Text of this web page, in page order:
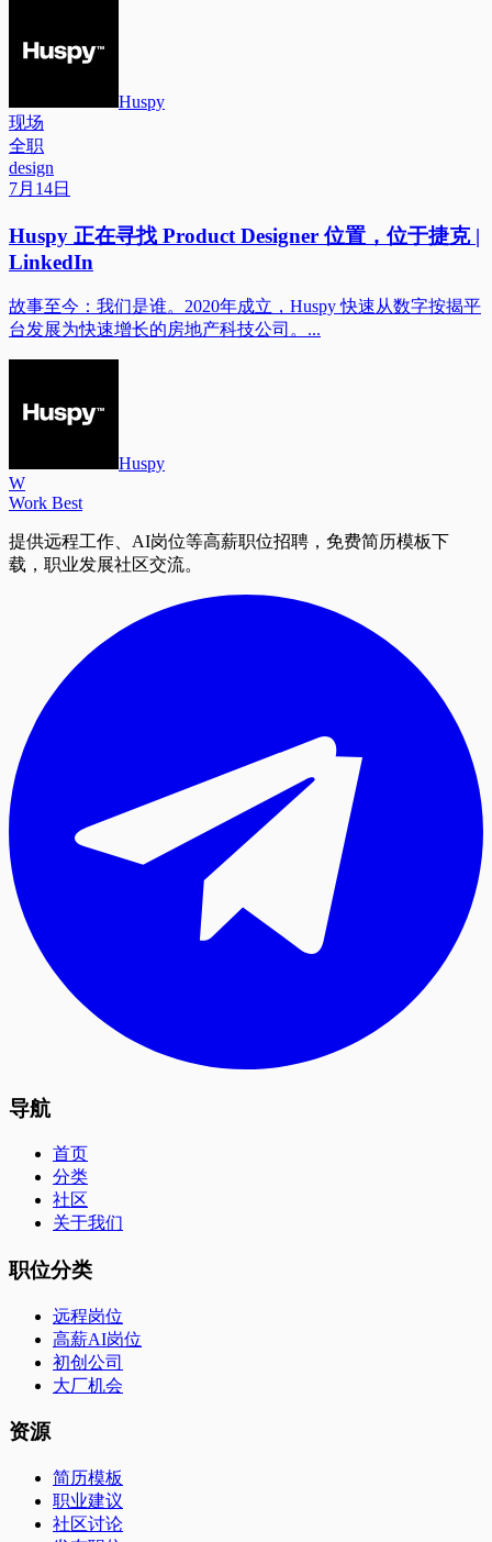
Huspy
现场
全职
design
7月14日
Huspy 正在寻找 Product Designer 位置，位于捷克 |
LinkedIn
故事至今：我们是谁。2020年成立，Huspy 快速从数字按揭平
台发展为快速增长的房地产科技公司。...
Huspy
W
Work Best
提供远程工作、AI岗位等高薪职位招聘，免费简历模板下
载，职业发展社区交流。
导航
首页
分类
社区
关于我们
职位分类
远程岗位
高薪AI岗位
初创公司
大厂机会
资源
简历模板
职业建议
社区讨论